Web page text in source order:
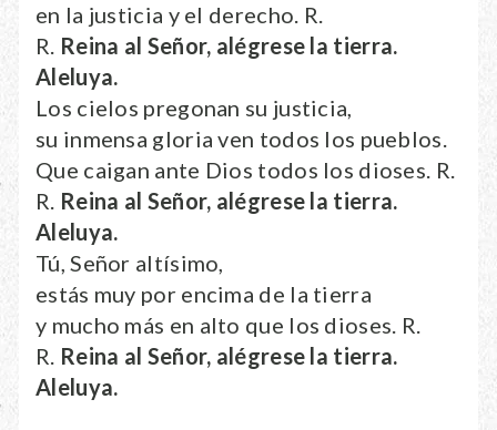
en la justicia y el derecho. R.
R. Reina al Señor, alégrese la tierra.
Aleluya.
Los cielos pregonan su justicia,
su inmensa gloria ven todos los pueblos.
Que caigan ante Dios todos los dioses. R.
R. Reina al Señor, alégrese la tierra.
Aleluya.
Tú, Señor altísimo,
estás muy por encima de la tierra
y mucho más en alto que los dioses. R.
R. Reina al Señor, alégrese la tierra.
Aleluya.